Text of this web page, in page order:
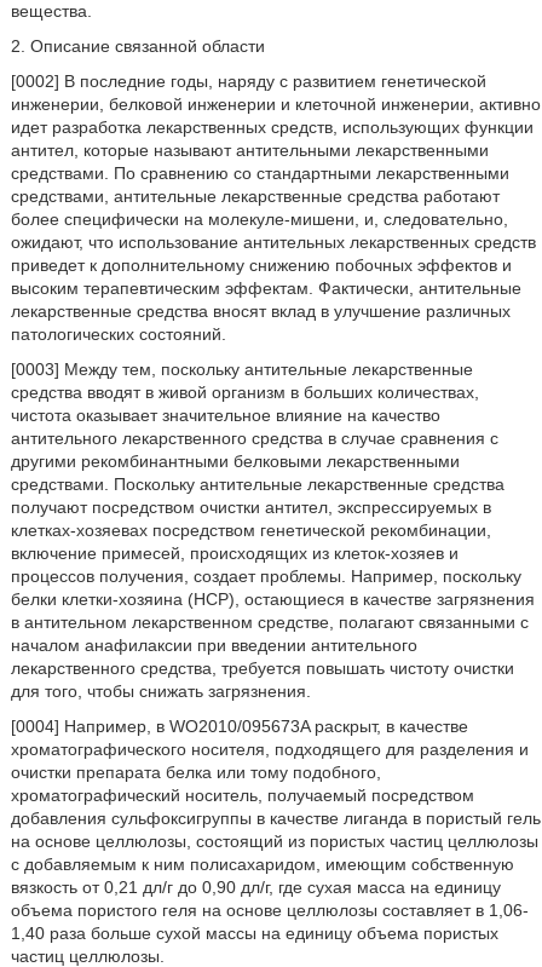
вещества.
2. Описание связанной области
[0002] В последние годы, наряду с развитием генетической
инженерии, белковой инженерии и клеточной инженерии, активно
идет разработка лекарственных средств, использующих функции
антител, которые называют антительными лекарственными
средствами. По сравнению со стандартными лекарственными
средствами, антительные лекарственные средства работают
более специфически на молекуле-мишени, и, следовательно,
ожидают, что использование антительных лекарственных средств
приведет к дополнительному снижению побочных эффектов и
высоким терапевтическим эффектам. Фактически, антительные
лекарственные средства вносят вклад в улучшение различных
патологических состояний.
[0003] Между тем, поскольку антительные лекарственные
средства вводят в живой организм в больших количествах,
чистота оказывает значительное влияние на качество
антительного лекарственного средства в случае сравнения с
другими рекомбинантными белковыми лекарственными
средствами. Поскольку антительные лекарственные средства
получают посредством очистки антител, экспрессируемых в
клетках-хозяевах посредством генетической рекомбинации,
включение примесей, происходящих из клеток-хозяев и
процессов получения, создает проблемы. Например, поскольку
белки клетки-хозяина (HCP), остающиеся в качестве загрязнения
в антительном лекарственном средстве, полагают связанными с
началом анафилаксии при введении антительного
лекарственного средства, требуется повышать чистоту очистки
для того, чтобы снижать загрязнения.
[0004] Например, в WO2010/095673A раскрыт, в качестве
хроматографического носителя, подходящего для разделения и
очистки препарата белка или тому подобного,
хроматографический носитель, получаемый посредством
добавления сульфоксигруппы в качестве лиганда в пористый гель
на основе целлюлозы, состоящий из пористых частиц целлюлозы
с добавляемым к ним полисахаридом, имеющим собственную
вязкость от 0,21 дл/г до 0,90 дл/г, где сухая масса на единицу
объема пористого геля на основе целлюлозы составляет в 1,06-
1,40 раза больше сухой массы на единицу объема пористых
частиц целлюлозы.